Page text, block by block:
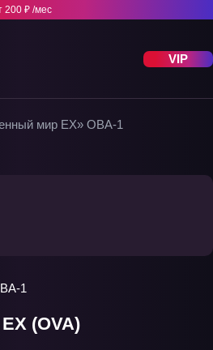
200 ₽ /мес
VIP
мир EX» ОВА-1
(OVA)